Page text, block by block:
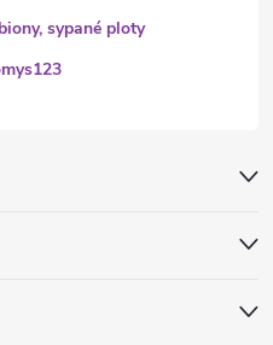
sypané ploty